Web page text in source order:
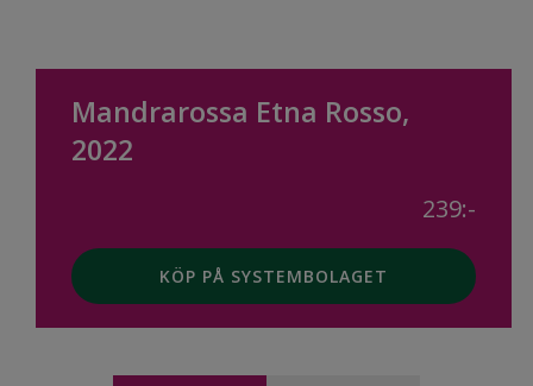
Mandrarossa Etna Rosso,
2022
239:-
KÖP PÅ SYSTEMBOLAGET